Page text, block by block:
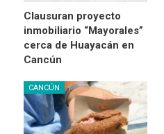
Clausuran proyecto
inmobiliario “Mayorales”
cerca de Huayacán en
Cancún
CANCÚN